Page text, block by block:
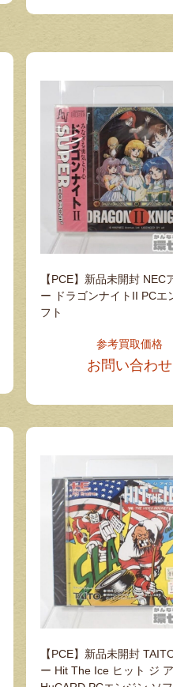
【PCE】新品未開封 NEC
ー ドラゴンナイトII PCエ
フト
参考買取価格
お問い合わせ
【PCE】新品未開封
ー Hit The Ice ヒット ジ